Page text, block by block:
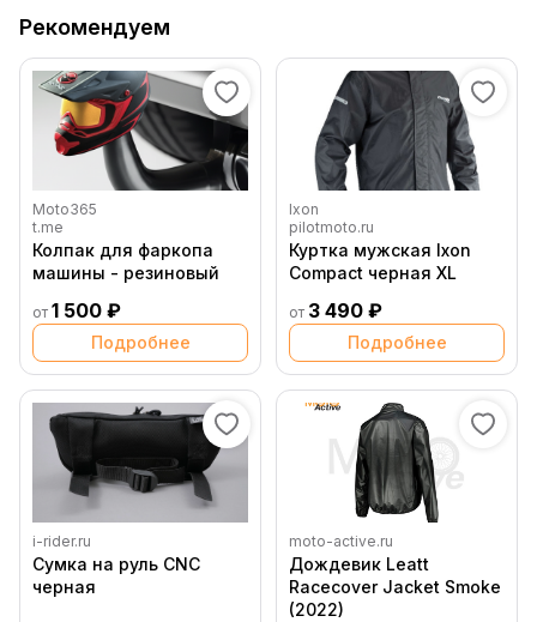
Рекомендуем
Moto365
t.me
Колпак для фаркопа
машины - резиновый
от 1 500 ₽
Подробнее
Ixon
pilotmoto.ru
Куртка мужская Ixon
Compact черная XL
от 3 490 ₽
Подробнее
i-rider.ru
Сумка на руль CNC
черная
moto-active.ru
Дождевик Leatt
Racecover Jacket Smoke
(2022)